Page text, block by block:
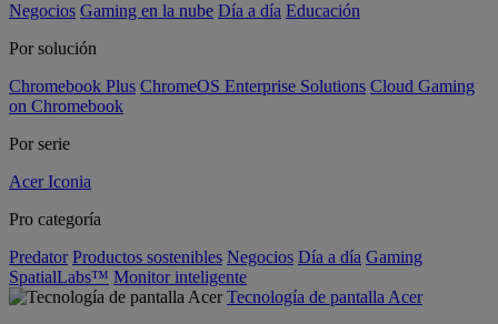
Negocios Gaming en la nube Día a día Educación
Por solución
Chromebook Plus ChromeOS Enterprise Solutions Cloud Gaming
on Chromebook
Por serie
Acer Iconia
Pro categoría
Predator Productos sostenibles Negocios Día a día Gaming
SpatialLabs™ Monitor inteligente
Tecnología de pantalla Acer